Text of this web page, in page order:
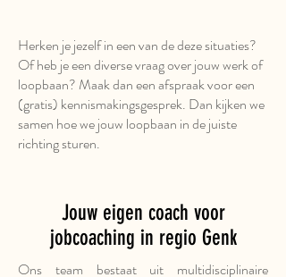
Herken je jezelf in een van de deze situaties?
Of heb je een diverse vraag over jouw werk of
loopbaan? Maak dan een afspraak voor een
(gratis) kennismakingsgesprek. Dan kijken we
samen hoe we jouw loopbaan in de juiste
richting sturen.
Jouw eigen coach voor
jobcoaching in regio Genk
Ons team bestaat uit multidisciplinaire